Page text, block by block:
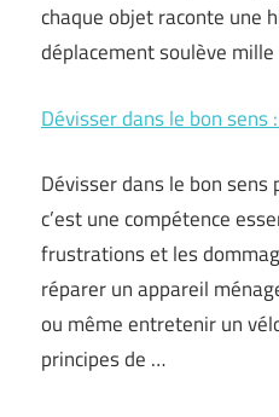
chaque objet raconte une
déplacement soulève
Dévisser dans le bon sens
Dévisser dans le bon
c’est une compétence
frustrations et les
réparer un appareil
ou même entretenir un
principes de …